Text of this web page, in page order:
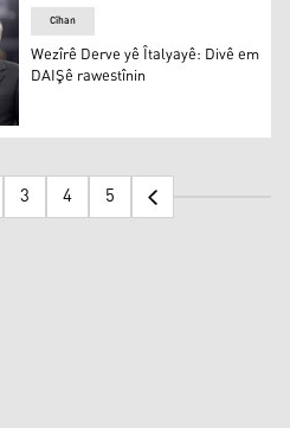
Divê em DAIŞê rawestînin
Cîhan
Wezîrê Derve yê Îtalyayê: Divê em
DAIŞê rawestînin
3 4 5